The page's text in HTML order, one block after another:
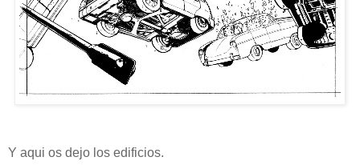
Y aqui os dejo los edificios.